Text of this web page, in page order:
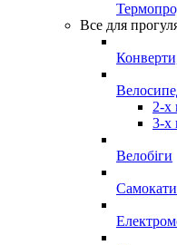
Все для
2-х
3-х
Велобіги
Самокати